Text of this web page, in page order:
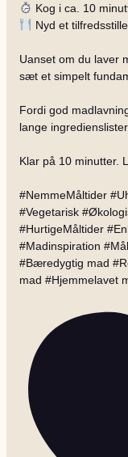
Kog i ca. 10
Nyd et
Uanset om du laver
sæt et simpelt
Fordi god
lange
Klar på 10 minutter.
#NemmeMåltider
#Vegetarisk
#HurtigeMåltider
#Madinspiration
#Bæredygtig mad
mad #Hjemmelavet